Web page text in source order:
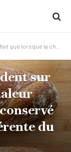
d’une manière très différente du reste de l’année.
sur
du